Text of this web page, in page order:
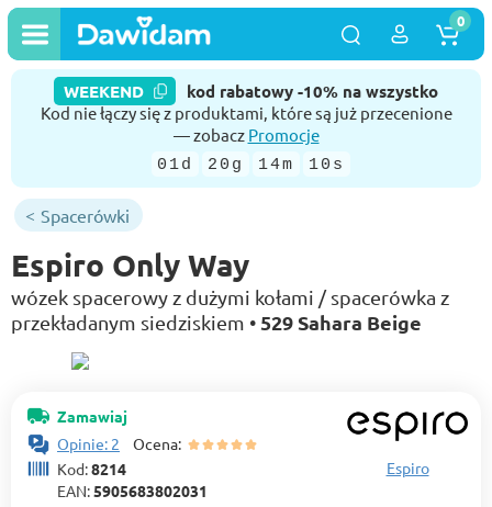
WEEKEND kod rabatowy -10% na wszystko
Kod nie łączy się z produktami, które są już przecenione
— zobacz Promocje
01d 20g 14m 10s
0
Spacerówki
Espiro Only Way
wózek spacerowy z dużymi kołami / spacerówka z
przekładanym siedziskiem • 529 Sahara Beige
Zamawiaj
Opinie: 2 Ocena:
Kod:8214
EAN:5905683802031
Espiro